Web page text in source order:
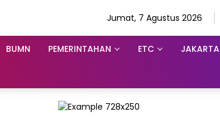
Jumat, 7 Agustus 2026
BUMN PEMERINTAHAN ETC JAKARTA